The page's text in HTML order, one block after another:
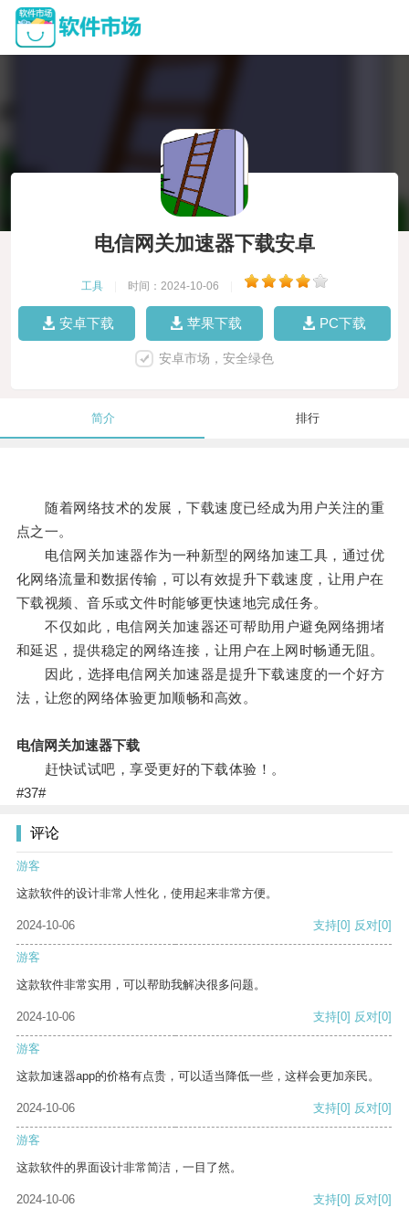
电信网关加速器下载安卓
工具 时间：2024-10-06
安卓下载 苹果下载 PC下载
安卓市场，安全绿色
简介 排行
随着网络技术的发展，下载速度已经成为用户关注的重
点之一。
电信网关加速器作为一种新型的网络加速工具，通过优
化网络流量和数据传输，可以有效提升下载速度，让用户在
下载视频、音乐或文件时能够更快速地完成任务。
不仅如此，电信网关加速器还可帮助用户避免网络拥堵
和延迟，提供稳定的网络连接，让用户在上网时畅通无阻。
因此，选择电信网关加速器是提升下载速度的一个好方
法，让您的网络体验更加顺畅和高效。
电信网关加速器下载
赶快试试吧，享受更好的下载体验！。
#37#
评论
游客
这款软件的设计非常人性化，使用起来非常方便。
2024-10-06 支持[0] 反对[0]
游客
这款软件非常实用，可以帮助我解决很多问题。
2024-10-06 支持[0] 反对[0]
游客
这款加速器app的价格有点贵，可以适当降低一些，这样会更加亲民。
2024-10-06 支持[0] 反对[0]
游客
这款软件的界面设计非常简洁，一目了然。
2024-10-06 支持[0] 反对[0]